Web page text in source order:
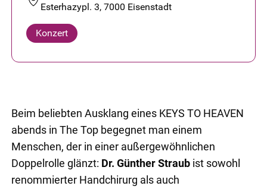
Esterhazypl. 3, 7000 Eisenstadt
Konzert
Beim beliebten Ausklang eines KEYS TO HEAVEN
abends in The Top begegnet man einem
Menschen, der in einer außergewöhnlichen
Doppelrolle glänzt: Dr. Günther Straubist sowohl
renommierter Handchirurg als auch